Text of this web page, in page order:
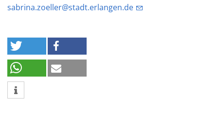
sabrina.zoeller@stadt.erlangen.de